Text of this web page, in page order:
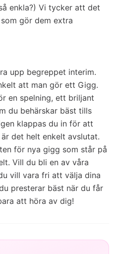
enkla?) Vi tycker att det
gör dem extra
upp begreppet interim.
att man gör ett Gigg.
en spelning, ett briljant
du behärskar bäst tills
klappas du in för att
det helt enkelt avslutat.
för nya gigg som står på
Vill du bli en av våra
vill vara fri att välja dina
presterar bäst när du får
att höra av dig!